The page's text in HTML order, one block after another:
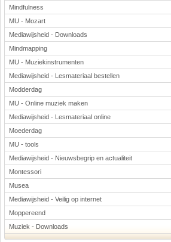
Mindfulness
MU - Mozart
Mediawijsheid - Downloads
Mindmapping
MU - Muziekinstrumenten
Mediawijsheid - Lesmateriaal bestellen
Modderdag
MU - Online muziek maken
Mediawijsheid - Lesmateriaal online
Moederdag
MU - tools
Mediawijsheid - Nieuwsbegrip en actualiteit
Montessori
Musea
Mediawijsheid - Veilig op internet
Moppereend
Muziek - Downloads